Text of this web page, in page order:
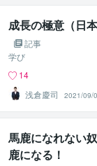
成長の極意（日
記事
学び
14
浅倉慶司
2021/09/
馬鹿になれない
鹿になる！